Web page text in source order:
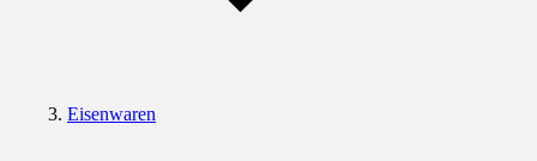
Eisenwaren